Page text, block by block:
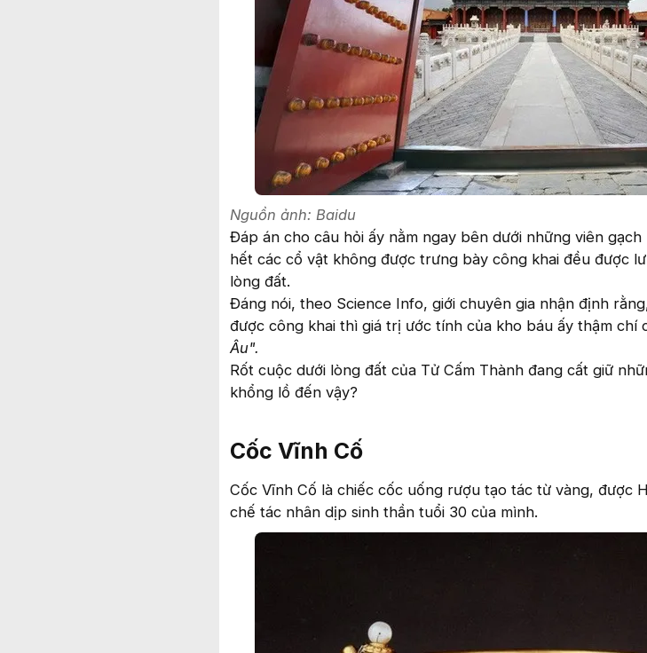
Nguồn ảnh: Baidu
Đáp án cho câu hỏi ấy nằm ngay bên dưới những viên
hết các cổ vật không được trưng bày công khai đều được
lòng đất.
Đáng nói, theo Science Info, giới chuyên gia nhận định
được công khai thì giá trị ước tính của kho báu ấy thậm chí
Âu".
Rốt cuộc dưới lòng đất của Tử Cấm Thành đang cất giữ
khổng lồ đến vậy?
Cốc Vĩnh Cố
Cốc Vĩnh Cố là chiếc cốc uống rượu tạo tác từ vàng, được
chế tác nhân dịp sinh thần tuổi 30 của mình.